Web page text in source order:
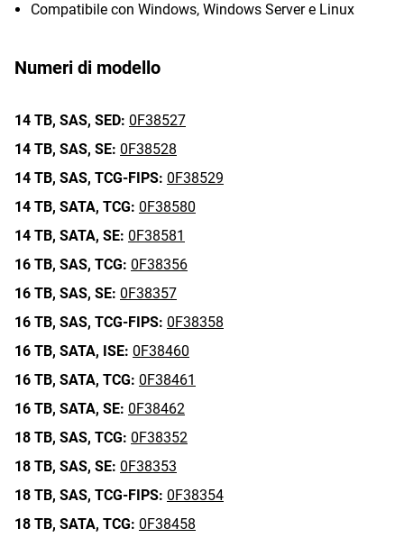
Compatibile con Windows, Windows Server e Linux
Numeri di modello
14 TB, SAS, SED: 0F38527
14 TB, SAS, SE: 0F38528
14 TB, SAS, TCG-FIPS: 0F38529
14 TB, SATA, TCG: 0F38580
14 TB, SATA, SE: 0F38581
16 TB, SAS, TCG: 0F38356
16 TB, SAS, SE: 0F38357
16 TB, SAS, TCG-FIPS: 0F38358
16 TB, SATA, ISE: 0F38460
16 TB, SATA, TCG: 0F38461
16 TB, SATA, SE: 0F38462
18 TB, SAS, TCG: 0F38352
18 TB, SAS, SE: 0F38353
18 TB, SAS, TCG-FIPS: 0F38354
18 TB, SATA, TCG: 0F38458